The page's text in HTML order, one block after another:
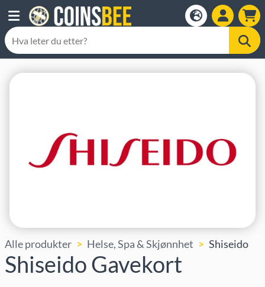
Alle produkter Helse, Spa & Skjønnhet Shiseido
Shiseido Gavekort